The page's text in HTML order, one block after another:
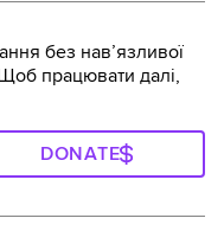
без навʼязливої
працювати далі,
DONATE